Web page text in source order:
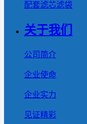
配套滤芯滤袋
关于我们
公司简介
企业使命
企业实力
见证精彩